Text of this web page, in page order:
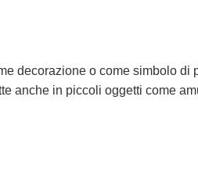
decorazione o come simbolo di
anche in piccoli oggetti come